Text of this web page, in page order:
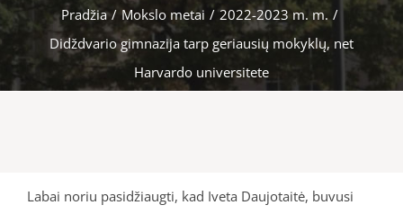
Pradžia / Mokslo metai / 2022-2023 m. m. /
Didždvario gimnazija tarp geriausių mokyklų, net
Harvardo universitete
Labai noriu pasidžiaugti, kad Iveta Daujotaitė, buvusi